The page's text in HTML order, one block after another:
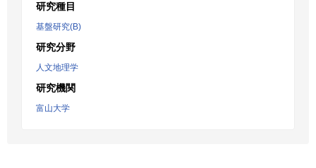
研究種目
基盤研究(B)
研究分野
人文地理学
研究機関
富山大学